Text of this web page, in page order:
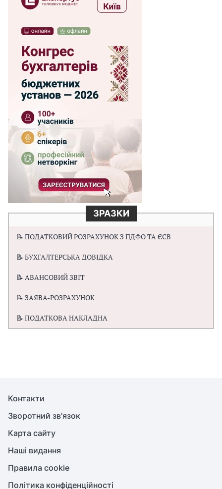
ЗРАЗКИ
📝 ПОДАТКОВИЙ РОЗРАХУНОК З ПДФО ТА ЄСВ
📝 БУХГАЛТЕРСЬКА ДОВІДКА
📝 АВАНСОВИЙ ЗВІТ
📝 ЗАЯВА-РОЗРАХУНОК
📝 ПОДАТКОВА НАКЛАДНА
Контакти
Зворотний зв'язок
Карта сайту
Наші видання
Правила cookie
Політика конфіденційності